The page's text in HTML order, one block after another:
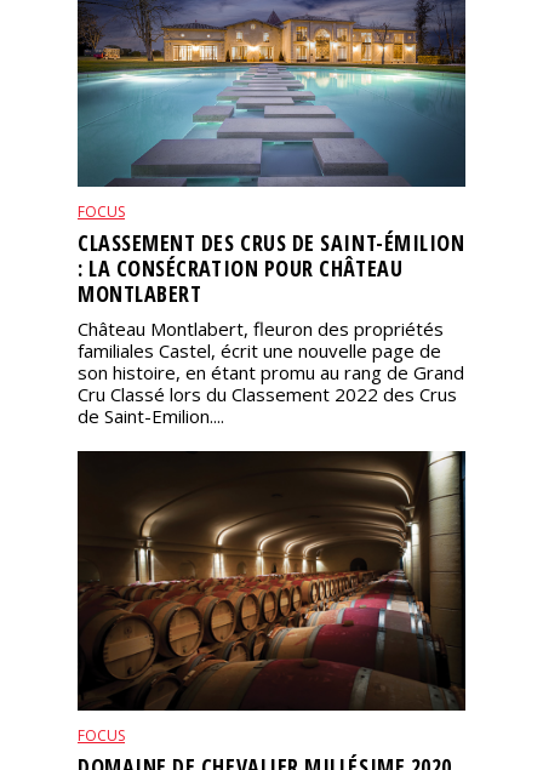
FOCUS
CLASSEMENT DES CRUS DE SAINT-ÉMILION
: LA CONSÉCRATION POUR CHÂTEAU
MONTLABERT
Château Montlabert, fleuron des propriétés
familiales Castel, écrit une nouvelle page de
son histoire, en étant promu au rang de Grand
Cru Classé lors du Classement 2022 des Crus
de Saint-Emilion....
FOCUS